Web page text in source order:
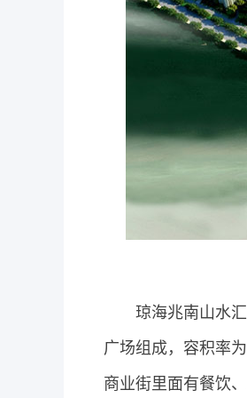
琼海兆南山水汇
广场组成，容积率
商业街里面有餐饮